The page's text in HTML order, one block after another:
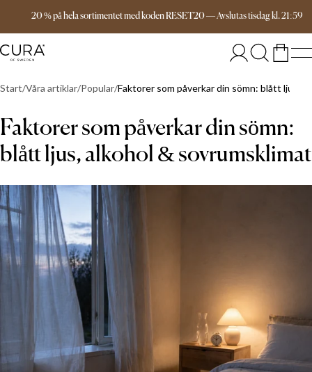
20 % på hela sortimentet med koden RESET20—Avslutastisdagkl.21:59
Fri frakt över 999 kr
Start Våra artiklar Popular Faktorer som påverkar din sömn: blått ljus,
Faktorer som påverkar din sömn:
blått ljus, alkohol & sovrumsklimat